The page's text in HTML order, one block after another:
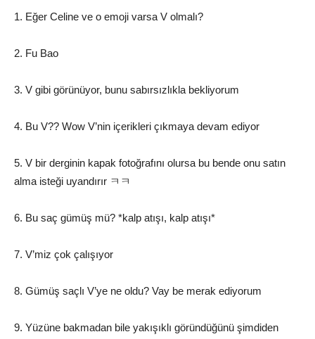
1. Eğer Celine ve o emoji varsa V olmalı?
2. Fu Bao
3. V gibi görünüyor, bunu sabırsızlıkla bekliyorum
4. Bu V?? Wow V’nin içerikleri çıkmaya devam ediyor
5. V bir derginin kapak fotoğrafını olursa bu bende onu satın
alma isteği uyandırır ㅋㅋ
6. Bu saç gümüş mü? *kalp atışı, kalp atışı*
7. V’miz çok çalışıyor
8. Gümüş saçlı V’ye ne oldu? Vay be merak ediyorum
9. Yüzüne bakmadan bile yakışıklı göründüğünü şimdiden